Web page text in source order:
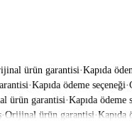
ürün garantisi·Kapıda
·Kapıda ödeme seçeneği·
garantisi·Kapıda ödeme
ürün garantisi·Kapıda